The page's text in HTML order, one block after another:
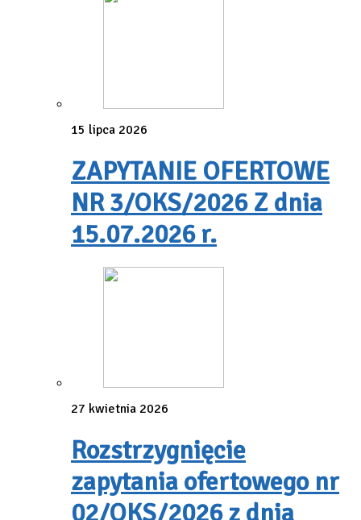
15 lipca 2026
ZAPYTANIE OFERTOWE
NR 3/OKS/2026 Z dnia
15.07.2026 r.
27 kwietnia 2026
Rozstrzygnięcie
zapytania ofertowego nr
02/OKS/2026 z dnia